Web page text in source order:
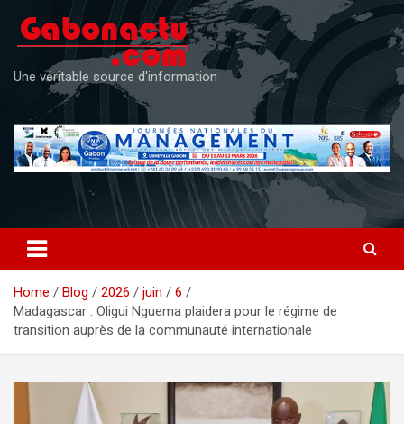
content
Une véritable source d'information
Home Blog 2026 juin
6
Madagascar : Oligui Nguema plaidera pour le régime de
transition auprès de la communauté internationale